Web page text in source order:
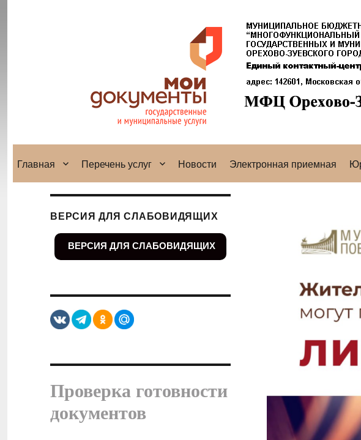
Главная Перечень услуг Новости Электронная приемная
ВЕРСИЯ ДЛЯ СЛАБОВИДЯЩИХ
ВЕРСИЯ ДЛЯ СЛАБОВИДЯЩИХ
Проверка готовности
документов